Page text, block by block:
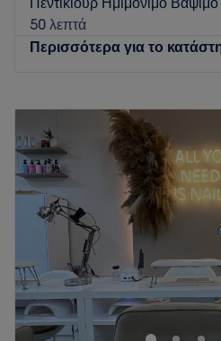
50 λεπτά
Περισσότερα για το
Τετάρτη
Πέμπτη
Παρασκευή
Σάββατο
Κυριακή
Το Chic hair & nails είναι ένα
στον Εύοσμο. Ένας χώρος όπου
των μαλλιών και των νυχιών είναι